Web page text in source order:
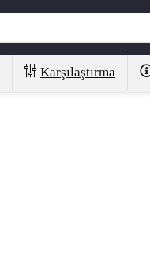
Karşılaştırma